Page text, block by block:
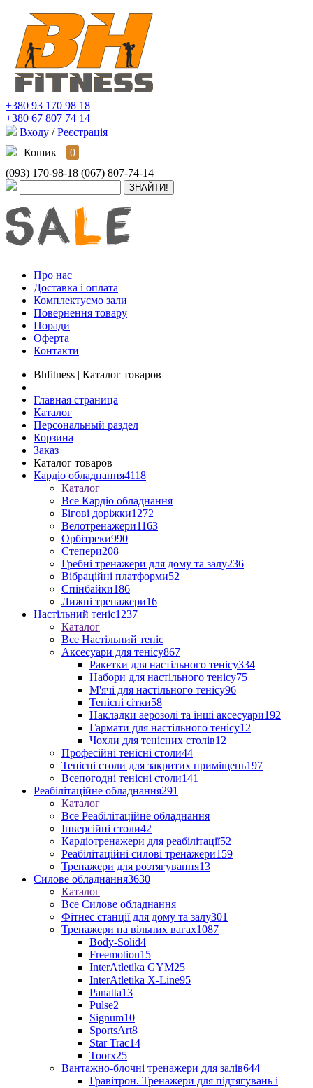
+380 93 170 98 18
+380 67 807 74 14
Входу / Реєстрація
Кошик
0
(093) 170-98-18 (067) 807-74-14
Про нас
Доставка і оплата
Комплектуємо зали
Повернення товару
Поради
Оферта
Контакти
Bhfitness | Каталог товаров
Главная страница
Каталог
Персональный раздел
Корзина
Заказ
Каталог товаров
Кардіо обладнання4118
Каталог
Все Кардіо обладнання
Бігові доріжки1272
Велотренажери1163
Орбітреки990
Степери208
Гребні тренажери для дому та залу236
Вібраційні платформи52
Спінбайки186
Лижні тренажери16
Настільний теніс1237
Каталог
Все Настільний теніс
Аксесуари для тенісу867
Ракетки для настільного тенісу334
Набори для настільного тенісу75
М'ячі для настільного тенісу96
Тенісні сітки58
Накладки аерозолі та інші аксесуари192
Гармати для настільного тенісу12
Чохли для тенісних столів12
Професійні тенісні столи44
Тенісні столи для закритих приміщень197
Всепогодні тенісні столи141
Реабілітаційне обладнання291
Каталог
Все Реабілітаційне обладнання
Інверсійні столи42
Кардіотренажери для реабілітації52
Реабілітаційні силові тренажери159
Тренажери для розтягування13
Силове обладнання3630
Каталог
Все Силове обладнання
Фітнес станції для дому та залу301
Тренажери на вільних вагах1087
Body-Solid4
Freemotion15
InterAtletika GYM25
InterAtletika X-Line95
Panatta13
Pulse2
Signum10
SportsArt8
Star Trac14
Toorx25
Вантажно-блочні тренажери для залів644
Гравітрон. Тренажери для підтягувань і